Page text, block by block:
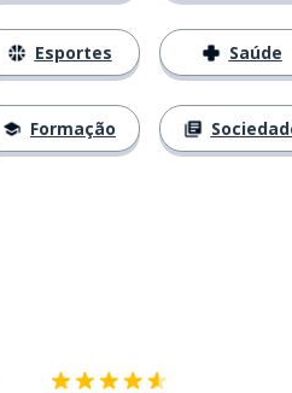
Esportes
Formação
Saúde